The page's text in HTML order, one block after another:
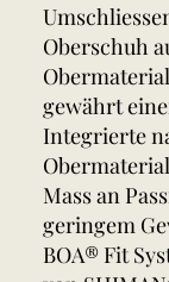
Oberschuh
gewährt
Integrierte
Mass an
geringem
BOA® Fit